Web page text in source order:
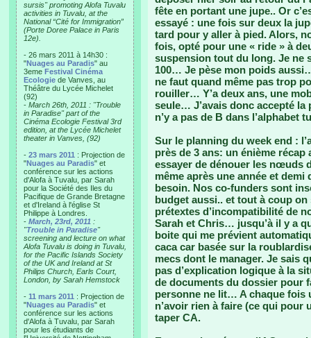
sursis" promoting Alofa Tuvalu
activities in Tuvalu, at the
National “Cité for Immigration”
(Porte Doree Palace in Paris
12e).
- 26 mars 2011 à 14h30 :
"Nuages au Paradis" au
3eme Festival Cinéma
Ecologie de Vanves, au
Théâtre du Lycée Michelet
(92)
- March 26th, 2011 : "Trouble
in Paradise" part of the
Cinéma Ecologie Festival 3rd
edition, at the Lycée Michelet
theater in Vanves, (92)
- 23 mars 2011 : Projection de
"Nuages au Paradis" et
conférence sur les actions
d'Alofa à Tuvalu, par Sarah
pour la Société des Iles du
Pacifique de Grande Bretagne
et d'Ireland à l'église St
Philippe à Londres.
- March, 23rd, 2011 :
"Trouble in Paradise"
screening and lecture on what
Alofa Tuvalu is doing in Tuvalu,
for the Pacific Islands Society
of the UK and Ireland at St
Philips Church, Earls Court,
London, by Sarah Hemstock
- 11 mars 2011 : Projection de
"Nuages au Paradis" et
conférence sur les actions
d'Alofa à Tuvalu, par Sarah
pour les étudiants de
fête en portant une jupe.. Or
essayé : une fois sur deux la
tard pour y aller à pied. Alors,
fois, opté pour une « ride » à
suspension tout du long. Je ne
100… Je pèse mon poids
ne faut quand même pas trop
rouiller… Y’a deux ans, une
seule… J’avais donc accepté
n’y a pas de B dans l’alphabet
Sur le planning du week end :
près de 3 ans: un énième
essayer de dénouer les
même après une année et demi
besoin. Nos co-funders sont
budget aussi.. et tout à coup
prétextes d’incompatibilité de
Sarah et Chris… jusqu’à il y a
boite qui me prévient
caca car basée sur la
mecs dont le manager. Je sais
pas d’explication logique à la
de documents du dossier pour
personne ne lit… A chaque fois
n’avoir rien à faire (ce qui pour
taper CA.